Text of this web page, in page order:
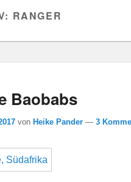
RANGER
Baobabs
von Heike Pander — 3